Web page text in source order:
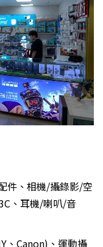
件、相機/攝錄影/空
、耳機/喇叭/音
、Canon)、運動攝